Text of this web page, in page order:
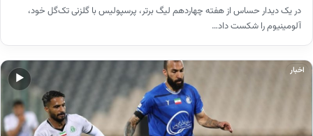
در یک دیدار حساس از هفته چهاردهم لیگ برتر، پرسپولیس با گلزنی تک‌گل خود،
آلومینیوم را شکست داد…
▶
اخبار